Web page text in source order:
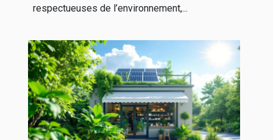
respectueuses de l’environnement,...